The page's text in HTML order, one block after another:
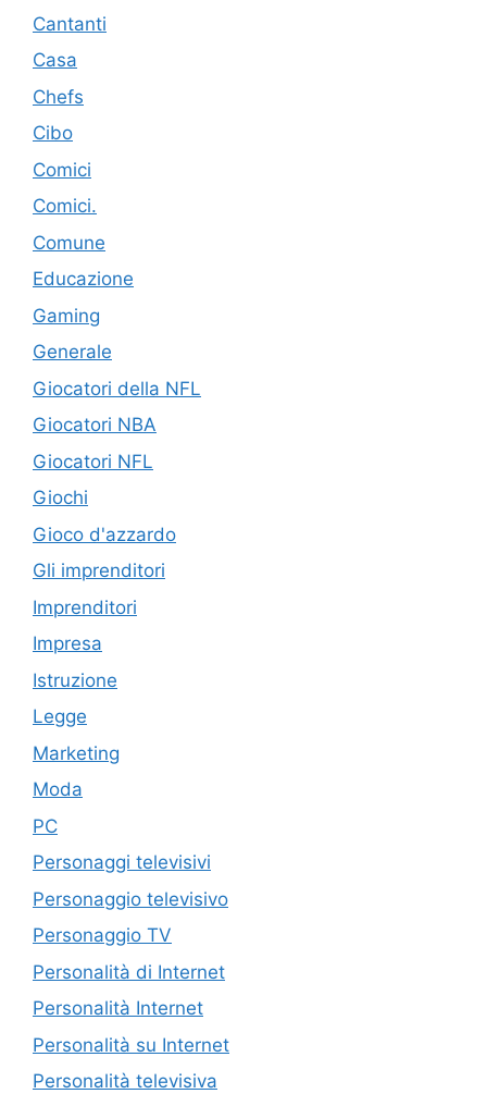
Cantanti
Casa
Chefs
Cibo
Comici
Comici.
Comune
Educazione
Gaming
Generale
Giocatori della NFL
Giocatori NBA
Giocatori NFL
Giochi
Gioco d'azzardo
Gli imprenditori
Imprenditori
Impresa
Istruzione
Legge
Marketing
Moda
PC
Personaggi televisivi
Personaggio televisivo
Personaggio TV
Personalità di Internet
Personalità Internet
Personalità su Internet
Personalità televisiva